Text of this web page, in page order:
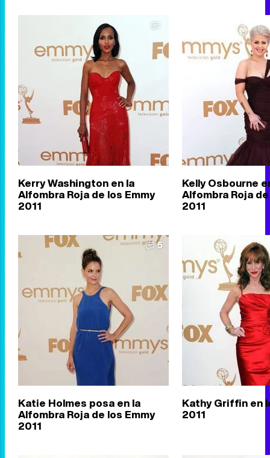
Kerry Washington en la
Alfombra Roja de los Emmy
2011
Kelly Osbourne
Alfombra Roja
2011
5
Katie Holmes posa en la
Alfombra Roja de los Emmy
2011
Kathy Griffin en
2011